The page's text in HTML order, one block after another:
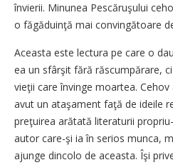
învierii. Minunea Pescăruşului
o făgăduinţă mai convingătoare
Aceasta este lectura pe care o
ea un sfârşit fără răscumpărare,
vieţii care învinge moartea.
avut un ataşament faţă de ideile
preţuirea arătată literaturii
autor care-şi ia în serios munca,
ajunge dincolo de aceasta. Îşi